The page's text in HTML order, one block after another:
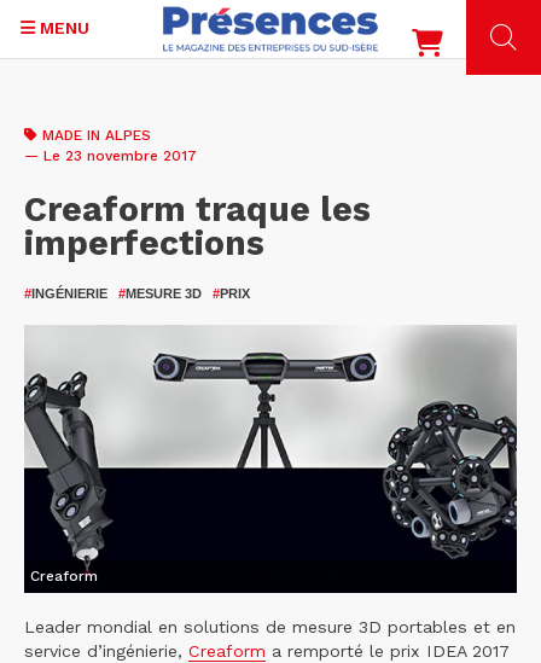
contenu
MENU
MADE IN ALPES
— Le 23 novembre 2017
Creaform traque les
imperfections
#INGÉNIERIE #MESURE 3D #PRIX
Creaform
Leader mondial en solutions de mesure 3D portables et en
service d’ingénierie, Creaform a remporté le prix IDEA 2017